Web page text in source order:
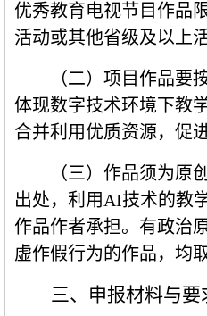
优秀教育电视节目作品
活动或其他省级及以上
（二）项目作品要
体现数字技术环境下教
合并利用优质资源，促
（三）作品须为原创
出处，利用AI技术的教
作品作者承担。有政治
虚作假行为的作品，均
三、 申报材料与要